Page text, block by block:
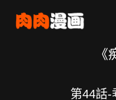
《
第44話-